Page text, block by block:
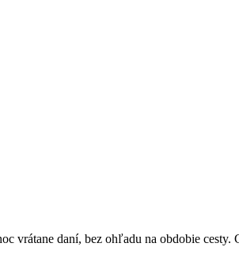
vrátane daní, bez ohľadu na obdobie